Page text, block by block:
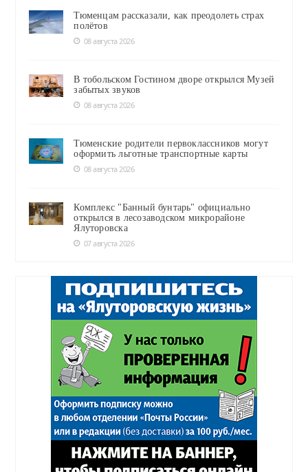
Тюменцам рассказали, как преодолеть страх
полётов
08 августа 2026
В тобольском Гостином дворе открылся Музей
забытых звуков
08 августа 2026
Тюменские родители первоклассников могут
оформить льготные транспортные карты
08 августа 2026
Комплекс "Банный бунтарь" официально
открылся в лесозаводском микрорайоне
Ялуторовска
07 августа 2026